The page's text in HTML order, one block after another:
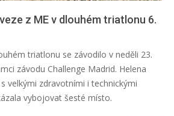
z ME v dlouhém triatlonu 6.
triatlonu se závodilo v neděli 23.
závodu Challenge Madrid. Helena
velkými zdravotními i technickými
vybojovat šesté místo.